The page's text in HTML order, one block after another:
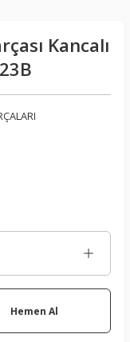
Kancalı
Hemen Al